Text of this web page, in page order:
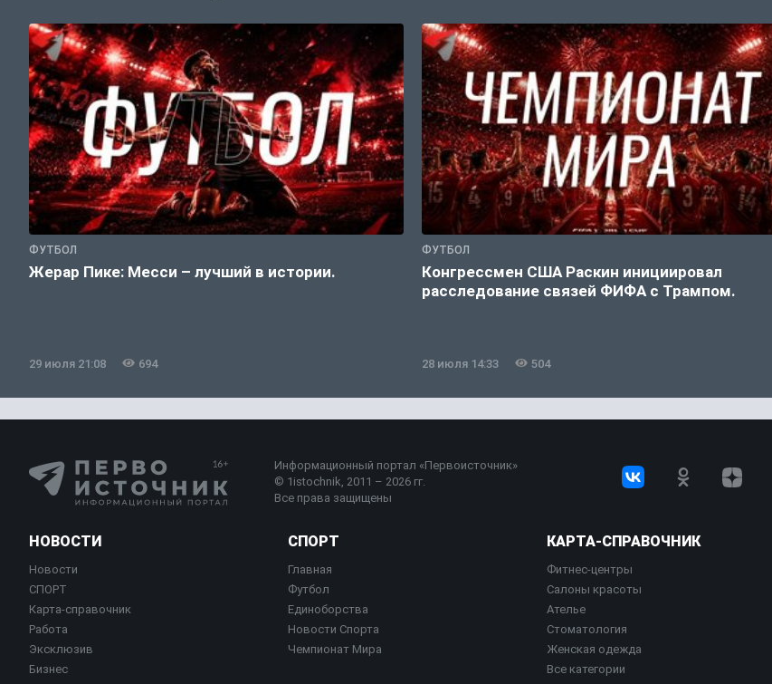
ФУТБОЛ
Жерар Пике: Месси – лучший в истории.
29 июля 21:08 694
ФУТБОЛ
Конгрессмен США Раскин инициировал
расследование связей ФИФА с Трампом.
28 июля 14:33 504
Информационный портал «Первоисточник»
© 1istochnik, 2011 – 2026 гг.
Все права защищены
НОВОСТИ
Новости
СПОРТ
Карта-справочник
Работа
Эксклюзив
Бизнес
СПОРТ
Главная
Футбол
Единоборства
Новости Спорта
Чемпионат Мира
КАРТА-СПРАВОЧНИК
Фитнес-центры
Салоны красоты
Ателье
Стоматология
Женская одежда
Все категории